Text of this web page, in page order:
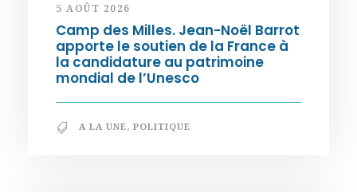
5 AOÛT 2026
Camp des Milles. Jean-Noël Barrot
apporte le soutien de la France à
la candidature au patrimoine
mondial de l’Unesco
A LA UNE, POLITIQUE